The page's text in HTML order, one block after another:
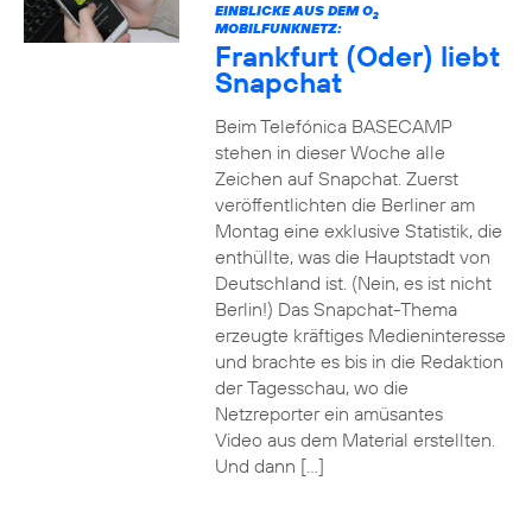
EINBLICKE AUS DEM O2
MOBILFUNKNETZ:
Frankfurt (Oder) liebt
Snapchat
Beim Telefónica BASECAMP
stehen in dieser Woche alle
Zeichen auf Snapchat. Zuerst
veröffentlichten die Berliner am
Montag eine exklusive Statistik, die
enthüllte, was die Hauptstadt von
Deutschland ist. (Nein, es ist nicht
Berlin!) Das Snapchat-Thema
erzeugte kräftiges Medieninteresse
und brachte es bis in die Redaktion
der Tagesschau, wo die
Netzreporter ein amüsantes
Video aus dem Material erstellten.
Und dann […]